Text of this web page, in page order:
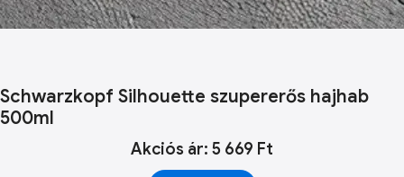
Schwarzkopf Silhouette szupererős hajhab
500ml
Akciós ár: 5 669 Ft